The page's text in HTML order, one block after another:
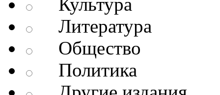
Культура
Литература
Общество
Политика